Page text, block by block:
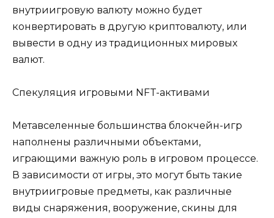
внутриигровую валюту можно будет
конвертировать в другую криптовалюту, или
вывести в одну из традиционных мировых
валют.
Спекуляция игровыми NFT-активами
Метавселенные большинства блокчейн-игр
наполнены различными объектами,
играющими важную роль в игровом процессе.
В зависимости от игры, это могут быть такие
внутриигровые предметы, как различные
виды снаряжения, вооружение, скины для